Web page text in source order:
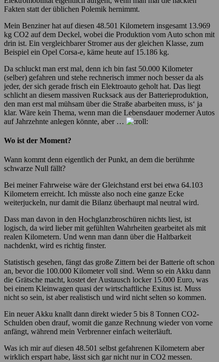
Fakten statt der üblichen Polemik hernimmt.
Mein Benziner hat auf diesen 48.501 Kilometern insgesamt 13.969
kg CO2 auf dem Deckel, wobei die Produktion vom Auto schon mit
drin ist. Ein vergleichbarer Stromer aus der gleichen Klasse, zum
Beispiel ein Opel Corsa-e, käme heute auf 15.186 kg.
Da schluckt man erst mal, denn ich bin fast 50.000 Kilometer
(selber) gefahren und stehe rechnerisch immer noch besser da als
jeder, der sich gerade frisch ein Elektroauto geholt hat. Das liegt
schlicht an diesem massiven Rucksack aus der Batterieproduktion,
den man erst mal mühsam über die Straße abarbeiten muss, is‘ ja
klar. Wäre kein Thema, wenn man die Lebensdauer moderner Autos
auf Jahrzehnte anlegen könnte, aber …
Wo ist der Moment?
Wann kommt denn eigentlich der Punkt, an dem die berühmte
schwarze Null fällt?
Bei meiner Fahrweise wäre der Gleichstand erst bei etwa 64.103
Kilometern erreicht. Ich müsste also noch eine ganze Ecke
weiterjuckeln, nur damit die Bilanz überhaupt mal neutral wird.
Dass man davon in den Hochglanzbroschüren nichts liest, ist
logisch, da wird lieber mit gefühlten Wahrheiten gearbeitet als mit
realen Kilometern. Und wenn man dann über die Haltbarkeit
nachdenkt, wird es richtig finster.
Statistisch gesehen, fängt das große Zittern bei der Batterie oft schon
an, bevor die 100.000 Kilometer voll sind. Wenn so ein Akku dann
die Grätsche macht, kostet der Austausch locker 15.000 Euro, was
bei einem Kleinwagen quasi der wirtschaftliche Exitus ist. Muss
nicht so sein, ist aber realistisch und wird nicht selten so kommen.
Ein neuer Akku knallt dann direkt wieder 5 bis 8 Tonnen CO2-
Schulden oben drauf, womit die ganze Rechnung wieder von vorne
anfängt, während mein Verbrenner einfach weiterläuft.
Was ich mir auf diesen 48.501 selbst gefahrenen Kilometern aber
wirklich erspart habe, lässt sich gar nicht nur in CO2 messen.